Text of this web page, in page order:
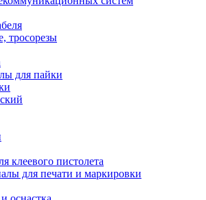
тросорезы
для пайки
клеевого пистолета
для печати и маркировки